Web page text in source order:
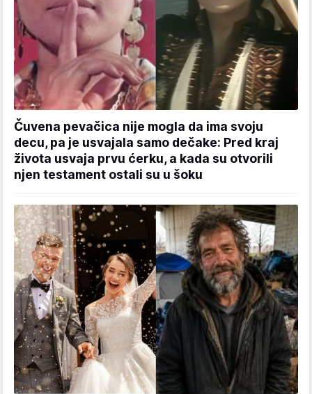
Čuvena pevačica nije mogla da ima svoju
decu, pa je usvajala samo dečake: Pred kraj
života usvaja prvu ćerku, a kada su otvorili
njen testament ostali su u šoku